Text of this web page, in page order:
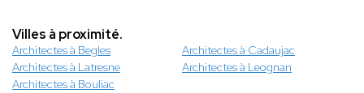
Villes à proximité.
Architectes à Begles
Architectes à Cadaujac
Architectes à Latresne
Architectes à Leognan
Architectes à Bouliac